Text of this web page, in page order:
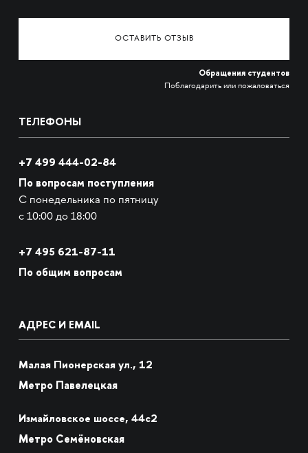
ОСТАВИТЬ ОТЗЫВ
Обращения студентов
Поблагодарить или пожаловаться
ТЕЛЕФОНЫ
+7 499 444-02-84
По вопросам поступления
С понедельника по пятницу
с 10:00 до 18:00
+7 495 621-87-11
По общим вопросам
АДРЕС И EMAIL
Малая Пионерская ул., 12
Метро Павелецкая
Измайловское шоссе, 44с2
Метро Семёновская